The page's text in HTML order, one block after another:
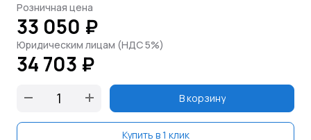
Розничная цена
33 050 ₽
Юридическим лицам (НДС 5%)
34 703 ₽
В корзину
Купить в 1 клик